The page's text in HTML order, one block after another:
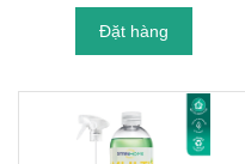
Đặt hàng